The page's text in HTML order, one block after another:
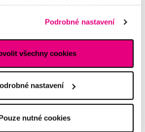
Podrobné nastavení
všechny cookies
nastavení
nutné cookies
poradit?
Odborná zubní konzultace –
parodontologie